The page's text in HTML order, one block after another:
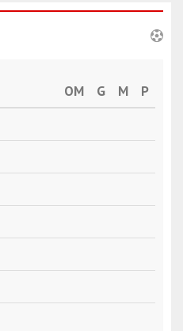
OM G M
P